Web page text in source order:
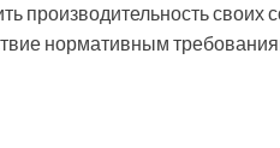
производительность своих
нормативным